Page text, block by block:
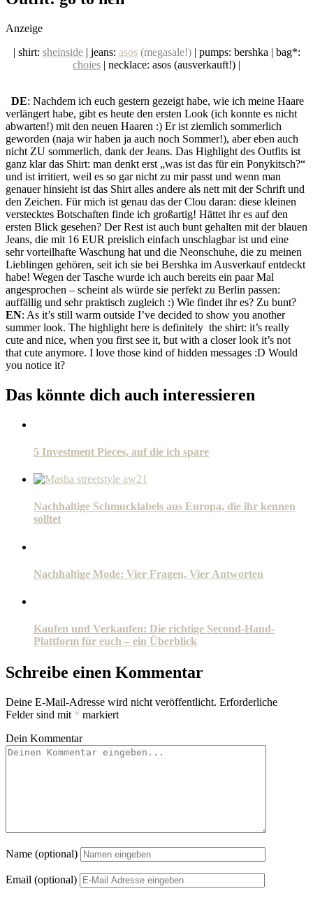
social topics
Anzeige
| shirt: sheinside| jeans: asos(megasale!)| pumps: bershka | bag*:
choies | necklace: asos (ausverkauft!) |
DE: Nachdem ich euch gestern gezeigt habe, wie ich meine Haare
verlängert habe, gibt es heute den ersten Look (ich konnte es nicht
abwarten!) mit den neuen Haaren :) Er ist ziemlich sommerlich
geworden (naja wir haben ja auch noch Sommer!), aber eben auch
nicht ZU sommerlich, dank der Jeans. Das Highlight des Outfits ist
ganz klar das Shirt: man denkt erst „was ist das für ein Ponykitsch?“
und ist irritiert, weil es so gar nicht zu mir passt und wenn man
genauer hinsieht ist das Shirt alles andere als nett mit der Schrift und
den Zeichen. Für mich ist genau das der Clou daran: diese kleinen
verstecktes Botschaften finde ich großartig! Hättet ihr es auf den
ersten Blick gesehen? Der Rest ist auch bunt gehalten mit der blauen
Jeans, die mit 16 EUR preislich einfach unschlagbar ist und eine
sehr vorteilhafte Waschung hat und die Neonschuhe, die zu meinen
Lieblingen gehören, seit ich sie bei Bershka im Ausverkauf entdeckt
habe! Wegen der Tasche wurde ich auch bereits ein paar Mal
angesprochen – scheint als würde sie perfekt zu Berlin passen:
auffällig und sehr praktisch zugleich :) Wie findet ihr es? Zu bunt?
EN: As it’s still warm outside I’ve decided to show you another
summer look. The highlight here is definitely the shirt: it’s really
cute and nice, when you first see it, but with a closer look it’s not
that cute anymore. I love those kind of hidden messages :D Would
you notice it?
Das könnte dich auch interessieren
5 Investment Pieces, auf die ich spare
Nachhaltige Schmucklabels aus Europa, die ihr kennen
solltet
Nachhaltige Mode: Vier Fragen, Vier Antworten
Kaufen und Verkaufen: Die richtige Second-Hand-
Plattform für euch – ein Überblick
Schreibe einen Kommentar
Deine E-Mail-Adresse wird nicht veröffentlicht. Erforderliche
Felder sind mit * markiert
Dein Kommentar
Name (optional)
Email (optional)